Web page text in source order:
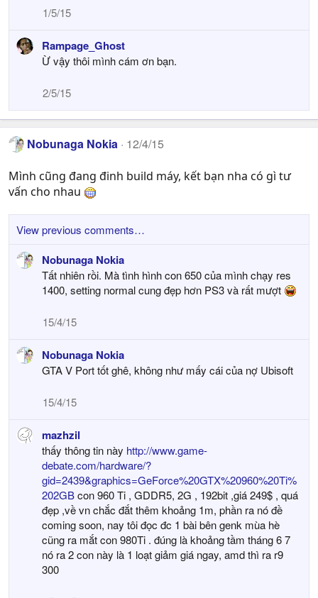
1/5/15
Rampage_Ghost
Ừ vậy thôi mình cám ơn bạn.
2/5/15
Nobunaga Nokia 12/4/15
Mình cũng đang đinh build máy, kết bạn nha có gì tư
vấn cho nhau
View previous comments…
Nobunaga Nokia
Tất nhiên rồi. Mà tình hình con 650 của mình chạy res
1400, setting normal cung đẹp hơn PS3 và rất mượt
15/4/15
Nobunaga Nokia
GTA V Port tốt ghê, không như mấy cái của nợ Ubisoft
15/4/15
mazhzil
thấy thông tin này http://www.game-
debate.com/hardware/?
gid=2439&graphics=GeForce%20GTX%20960%20Ti%
202GBcon 960 Ti , GDDR5, 2G , 192bit ,giá 249$ , quá
đẹp ,về vn chắc đắt thêm khoảng 1m, phần ra nó đề
coming soon, nay tôi đọc đc 1 bài bên genk mùa hè
cũng ra mắt con 980Ti . đúng là khoảng tầm tháng 6 7
nó ra 2 con này là 1 loạt giảm giá ngay, amd thì ra r9
300